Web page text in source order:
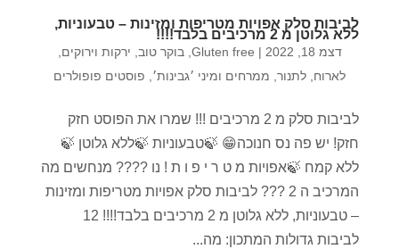
לביבות סלק אפויות מטריפות ומזינות – טבעוניות,
ללא גלוטן מ 2 מרכיבים בלבד!!!!
דצמ 18, 2022 |
Gluten free
,בוקר טוב, ירקות וירוקים,
לארוח, לתנור, ממרחים ומיני ׳גבינות׳, פוסטים פופולרים
לביבות סלק מ 2 מרכיבים !!! שמרו את הפוסט חזק
חזק! יש פה נס חנוכה😁 🍃טבעוניות 🍃ללא גלוטן 🍃
ללא קמח 🍃אפויות מ ט ר י פ ו ת ! נו ???? מנחשים מה
המרכיב ה 2 ??? לביבות סלק אפויות מטריפות ומזינות
– טבעוניות, ללא גלוטן מ 2 מרכיבים בלבד!!!! 12
לביבות גדולות המתכון: מה...